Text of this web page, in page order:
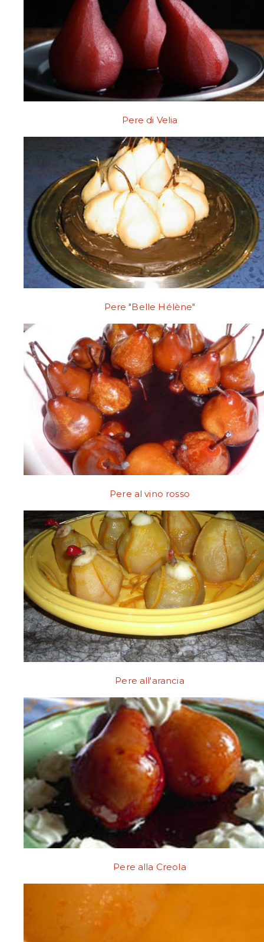
Pere di Velia
Pere "Belle Hélène"
Pere al vino rosso
Pere all'arancia
Pere alla Creola